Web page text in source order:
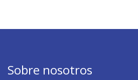
Sobre nosotros